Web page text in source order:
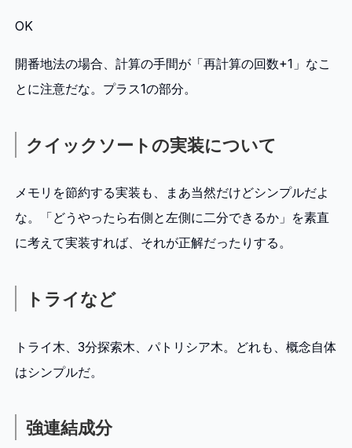
OK
開番地法の場合、計算の手間が「再計算の回数+1」なこ
とに注意だな。プラス1の部分。
クイックソートの実装について
メモリを節約する実装も、まあ当然だけどシンプルだよ
な。「どうやったら右側と左側に二分できるか」を素直
に考えて実装すれば、それが正解だったりする。
トライなど
トライ木、3分探索木、パトリシア木。どれも、概念自体
はシンプルだ。
強連結成分